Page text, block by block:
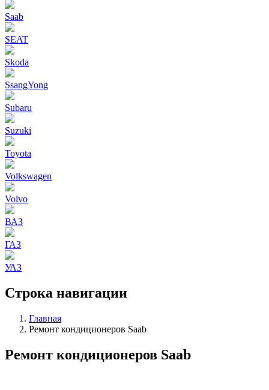
Saab
SEAT
Skoda
SsangYong
Subaru
Suzuki
Toyota
Volkswagen
Volvo
ВАЗ
ГАЗ
УАЗ
Строка навигации
Главная
Ремонт кондиционеров Saab
Ремонт кондиционеров Saab